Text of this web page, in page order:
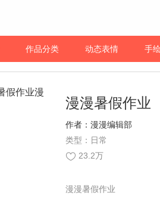
作品分类 动态表情 手
漫漫暑假作业
作者： 漫漫编辑部
类型：日常
23.2万
漫漫暑假作业